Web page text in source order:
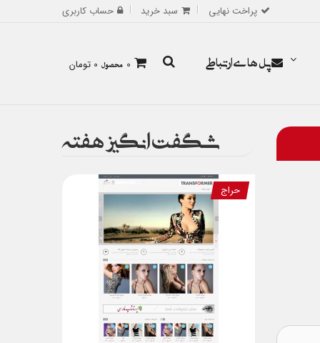
پراخت نهایی سبد خرید حساب کاربری
0 محصول 0 تومان پل های ارتباطی
شگفت انگیز هفته
حراج